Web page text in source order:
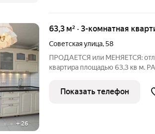
+ 26
63,3 м² · 3-комнатная
Советская улица,58
ПРОДАЕТСЯ или МЕНЯЕТСЯ:
квартира площадью 63,3 кв м.
спортивный корт, фитнес
любое время года в
Показать телефон